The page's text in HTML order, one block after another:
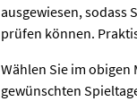
ausgewiesen, sodass
prüfen können.
Wählen Sie im
gewünschten